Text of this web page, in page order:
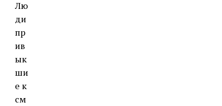
Лю
ди
пр
ив
ык
ши
е к
см